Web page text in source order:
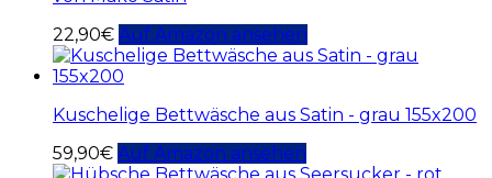
22,90€ Auf Amazon ansehen
Kuschelige Bettwäsche aus Satin - grau 155x200
59,90€ Auf Amazon ansehen